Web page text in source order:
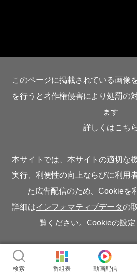
このページに掲載されている画像
を行うと著作権侵害により処罰の
ます
詳しくはこちら
本サイトでは、本サイトの適切な
実行、利便性の向上ならびに利用
た広告配信のため、Cookieを
詳細はインフォマティブデータの
覧ください。Cookieの設定
検索 番組表 動画配信
©BS FUJI INC. ALL RIGHTS